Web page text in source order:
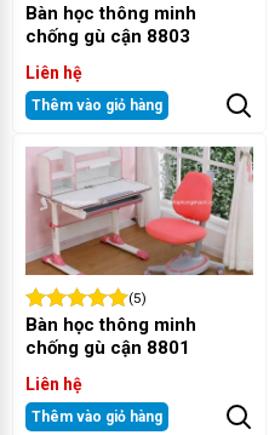
Bàn học thông minh
chống gù cận 8803
Liên hệ
Thêm vào giỏ hàng
(5)
Bàn học thông minh
chống gù cận 8801
Liên hệ
Thêm vào giỏ hàng